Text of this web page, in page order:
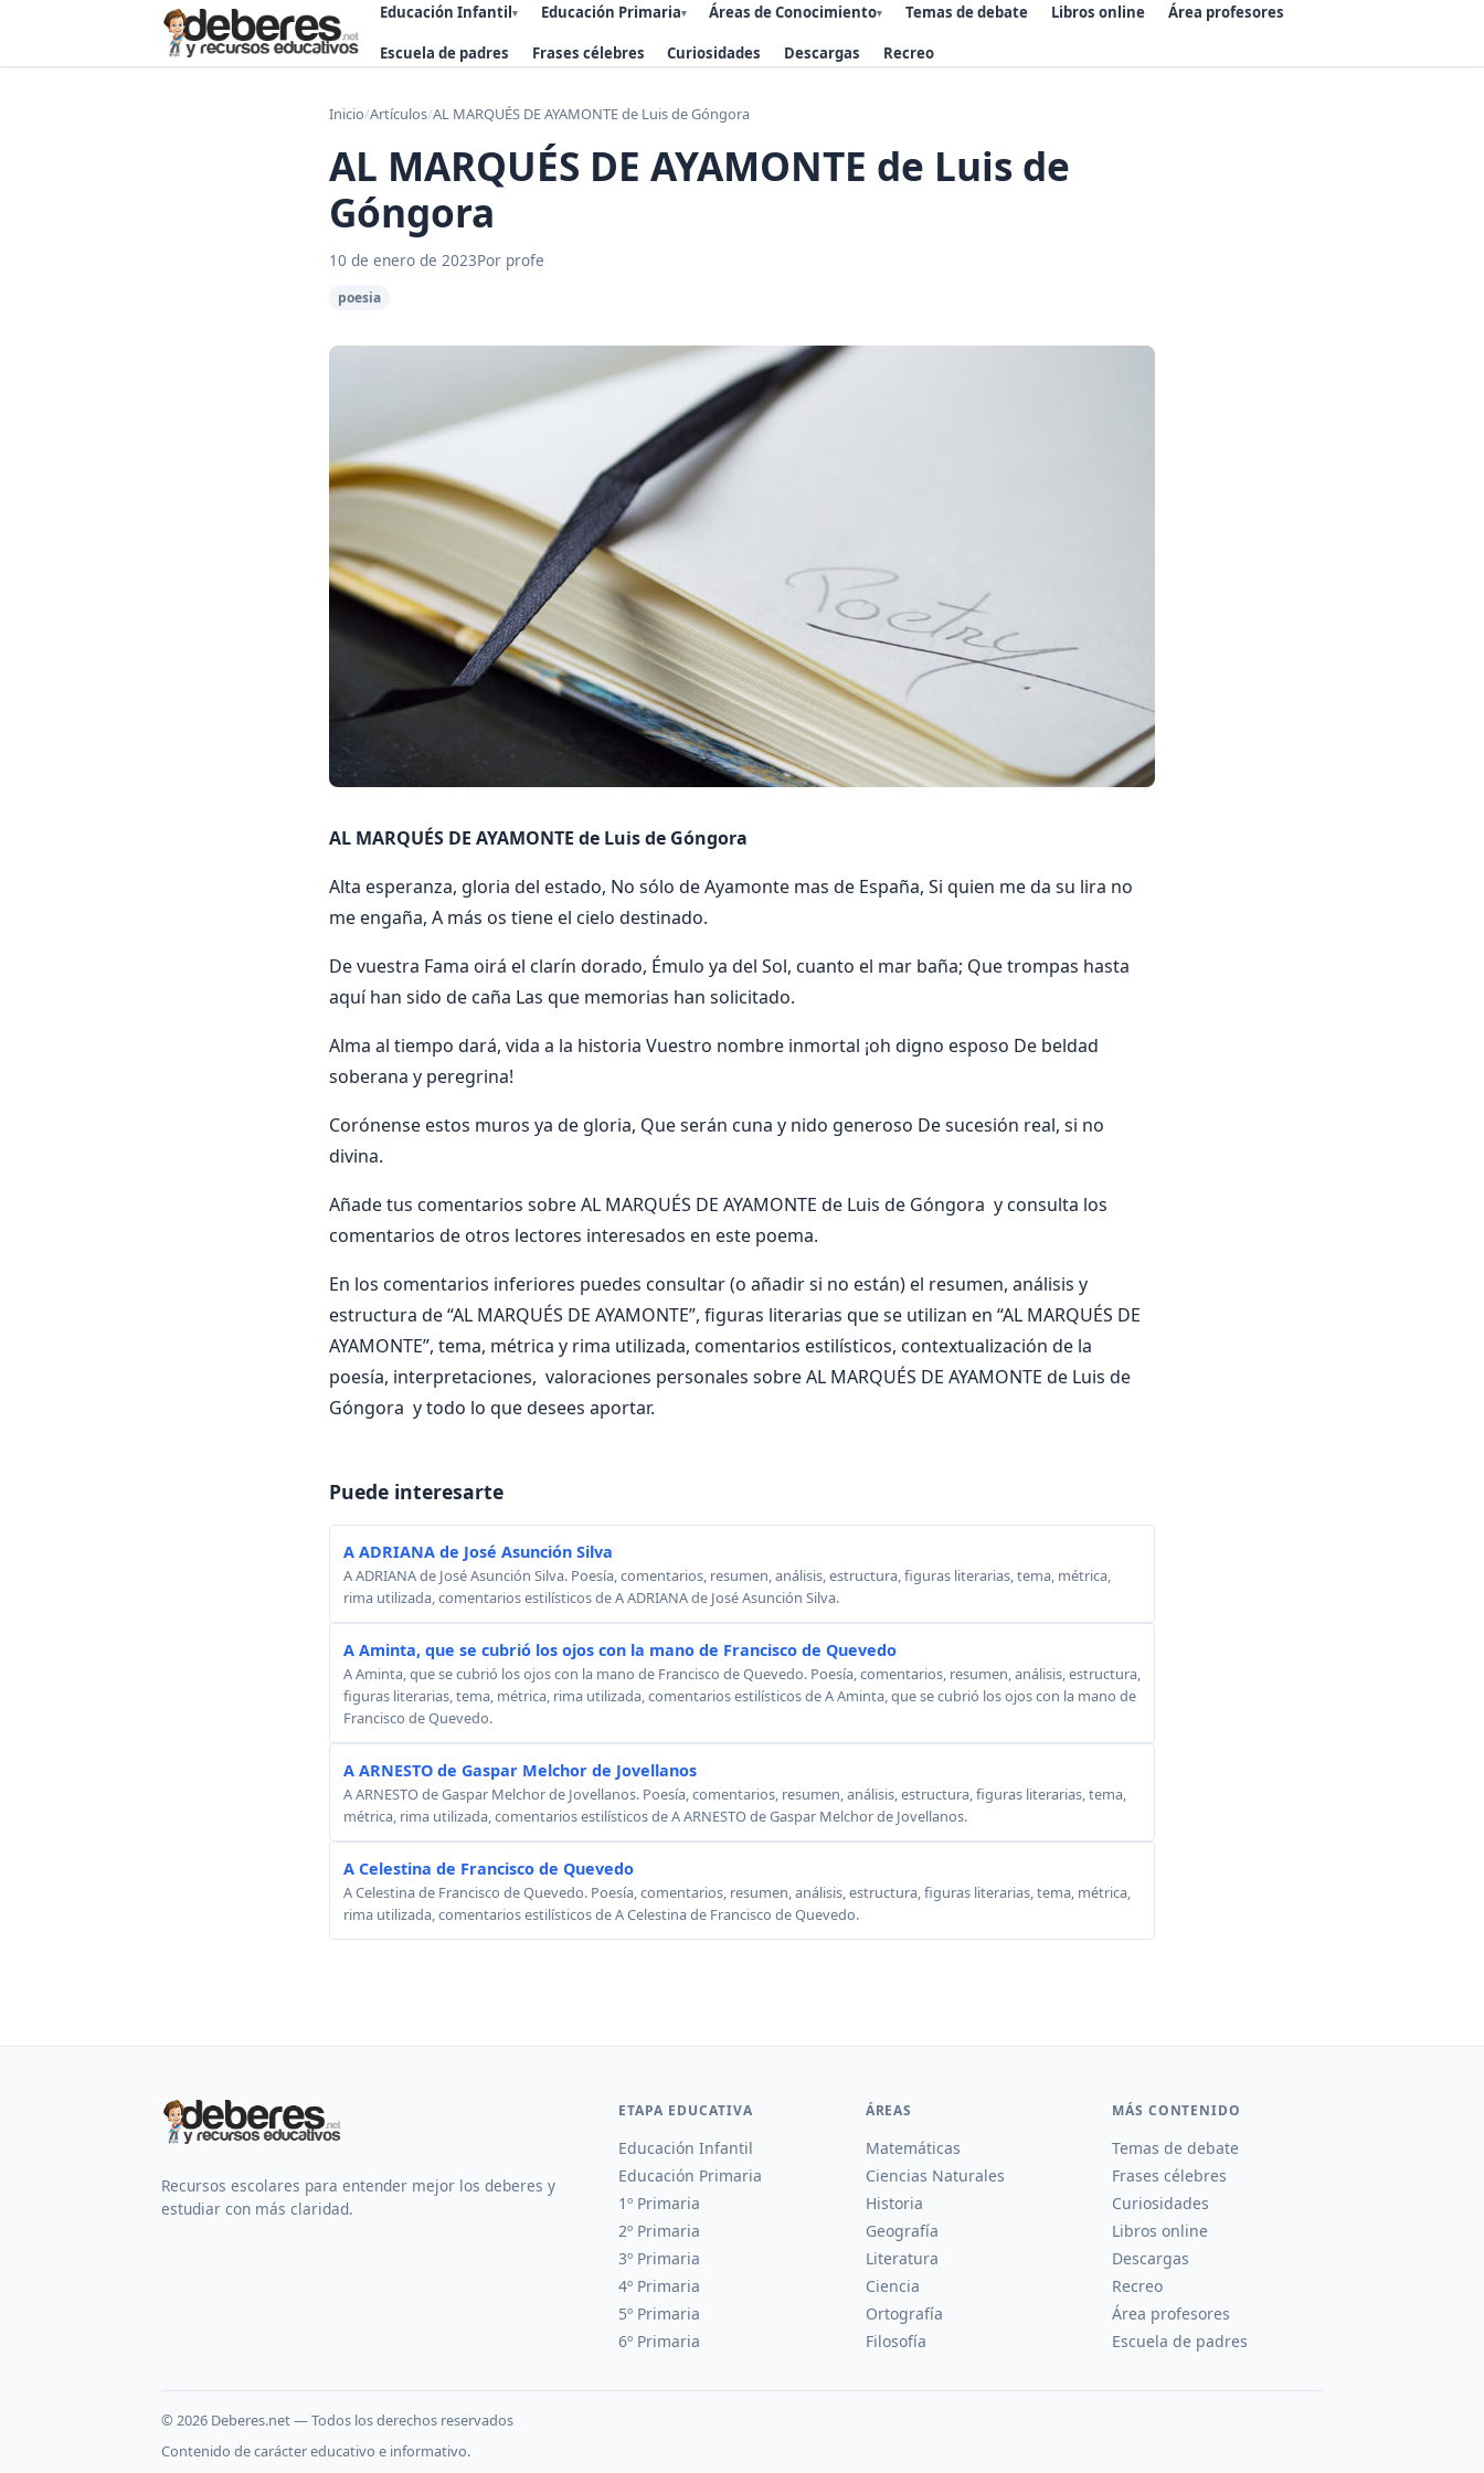
Educación Infantil▾ Educación Primaria▾ Áreas de Conocimiento▾ Temas de debate Libros online Área profesores
Escuela de padres Frases célebres Curiosidades Descargas Recreo
Inicio/Artículos/AL MARQUÉS DE AYAMONTE de Luis de Góngora
AL MARQUÉS DE AYAMONTE de Luis de
Góngora
10 de enero de 2023Por profe
poesia
AL MARQUÉS DE AYAMONTE de Luis de Góngora
Alta esperanza, gloria del estado, No sólo de Ayamonte mas de España, Si quien me da su lira no
me engaña, A más os tiene el cielo destinado.
De vuestra Fama oirá el clarín dorado, Émulo ya del Sol, cuanto el mar baña; Que trompas hasta
aquí han sido de caña Las que memorias han solicitado.
Alma al tiempo dará, vida a la historia Vuestro nombre inmortal ¡oh digno esposo De beldad
soberana y peregrina!
Corónense estos muros ya de gloria, Que serán cuna y nido generoso De sucesión real, si no
divina.
Añade tus comentarios sobre AL MARQUÉS DE AYAMONTE de Luis de Góngora y consulta los
comentarios de otros lectores interesados en este poema.
En los comentarios inferiores puedes consultar (o añadir si no están) el resumen, análisis y
estructura de “AL MARQUÉS DE AYAMONTE”, figuras literarias que se utilizan en “AL MARQUÉS DE
AYAMONTE”, tema, métrica y rima utilizada, comentarios estilísticos, contextualización de la
poesía, interpretaciones, valoraciones personales sobre AL MARQUÉS DE AYAMONTE de Luis de
Góngora y todo lo que desees aportar.
Puede interesarte
A ADRIANA de José Asunción Silva
A ADRIANA de José Asunción Silva. Poesía, comentarios, resumen, análisis, estructura, figuras literarias, tema, métrica,
rima utilizada, comentarios estilísticos de A ADRIANA de José Asunción Silva.
A Aminta, que se cubrió los ojos con la mano de Francisco de Quevedo
A Aminta, que se cubrió los ojos con la mano de Francisco de Quevedo. Poesía, comentarios, resumen, análisis, estructura,
figuras literarias, tema, métrica, rima utilizada, comentarios estilísticos de A Aminta, que se cubrió los ojos con la mano de
Francisco de Quevedo.
A ARNESTO de Gaspar Melchor de Jovellanos
A ARNESTO de Gaspar Melchor de Jovellanos. Poesía, comentarios, resumen, análisis, estructura, figuras literarias, tema,
métrica, rima utilizada, comentarios estilísticos de A ARNESTO de Gaspar Melchor de Jovellanos.
A Celestina de Francisco de Quevedo
A Celestina de Francisco de Quevedo. Poesía, comentarios, resumen, análisis, estructura, figuras literarias, tema, métrica,
rima utilizada, comentarios estilísticos de A Celestina de Francisco de Quevedo.
Recursos escolares para entender mejor los deberes y
estudiar con más claridad.
ETAPA EDUCATIVA
Educación Infantil
Educación Primaria
1º Primaria
2º Primaria
3º Primaria
4º Primaria
5º Primaria
6º Primaria
ÁREAS
Matemáticas
Ciencias Naturales
Historia
Geografía
Literatura
Ciencia
Ortografía
Filosofía
MÁS CONTENIDO
Temas de debate
Frases célebres
Curiosidades
Libros online
Descargas
Recreo
Área profesores
Escuela de padres
© 2026 Deberes.net — Todos los derechos reservados
Contenido de carácter educativo e informativo.